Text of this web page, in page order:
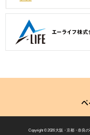
Copyright © 2026大阪・京都・奈良の